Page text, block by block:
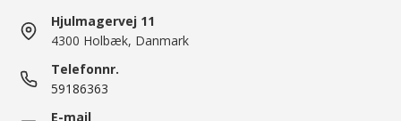
Hjulmagervej 11
4300 Holbæk, Danmark
Telefonnr.
59186363
E-mail